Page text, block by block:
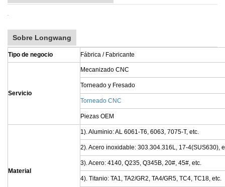
Sobre Longwang
Tipo de negocio Fábrica / Fabricante
Servicio
Mecanizado CNC
Torneado y Fresado
Torneado CNC
Piezas OEM
Material
1). Aluminio: AL 6061-T6, 6063, 7075-T, etc.
2). Acero inoxidable: 303.304.316L, 17-4(SUS630),
3). Acero: 4140, Q235, Q345B, 20#, 45#, etc.
4). Titanio: TA1, TA2/GR2, TA4/GR5, TC4, TC18, etc.